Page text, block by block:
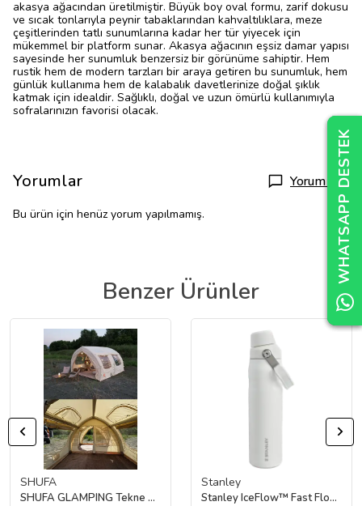
akasya ağacından üretilmiştir. Büyük boy oval formu, zarif dokusu
ve sıcak tonlarıyla peynir tabaklarından kahvaltılıklara, meze
çeşitlerinden tatlı sunumlarına kadar her tür yiyecek için
mükemmel bir platform sunar. Akasya ağacının eşsiz damar yapısı
sayesinde her sunumluk benzersiz bir görünüme sahiptir. Hem
rustik hem de modern tarzları bir araya getiren bu sunumluk, hem
günlük kullanıma hem de kalabalık davetlerinize doğal şıklık
katmak için idealdir. Sağlıklı, doğal ve uzun ömürlü kullanımıyla
sofralarınızın favorisi olacak.
Yorumlar Yorum Yap
Bu ürün için henüz yorum yapılmamış.
Benzer Ürünler
SHUFA
SHUFA GLAMPING Tekne Şekilli Bej Renk Şişme Çadır 400×350×220 cm – Şeffaf Kapı ve Pencereli
Stanley
Stanley IceFlow™ Fast Flow Soğuk Su Termosu | 0.6L (Buz Beyaz)
WHATSAPP DESTEK
WHATSAPP DESTEK
WHATSAPP DESTEK